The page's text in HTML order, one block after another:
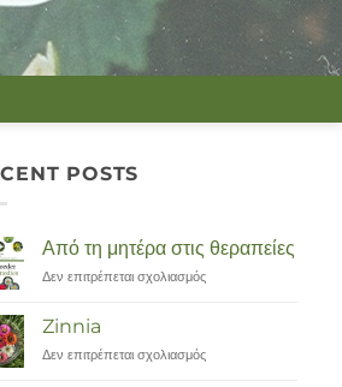
POSTS
Από τη μητέρα στις θεραπείες
Δεν επιτρέπεται σχολιασμόςστο
Remedies
Zinnia
Δεν επιτρέπεται σχολιασμόςστο